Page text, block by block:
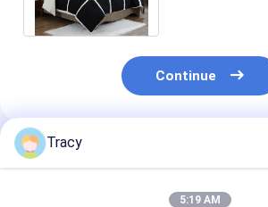
Continue
Produtos Recomendados
Tracy
5:19 AM